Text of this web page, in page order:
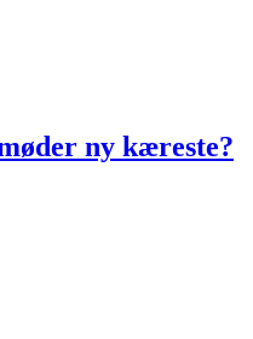
ny kæreste?